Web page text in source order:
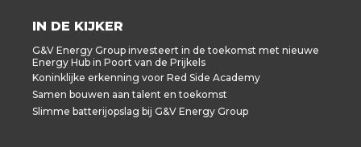
IN DE KIJKER
G&V Energy Group investeert in de toekomst met nieuwe
Energy Hub in Poort van de Prijkels
Koninklijke erkenning voor Red Side Academy
Samen bouwen aan talent en toekomst
Slimme batterijopslag bij G&V Energy Group